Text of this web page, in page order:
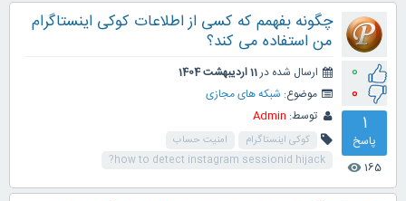
0
0
1
پاسخ
165
visibility
چگونه بفهمم که کسی از اطلاعات کوکی اینستاگرام
من استفاده می کند؟
ارسال شده در11 اردیبهشت 1404
موضوع: شبکه های مجازی
توسط: Admin
کوکی اینستاگرام
امنیت حساب
how to detect instagram sessionid hijack?